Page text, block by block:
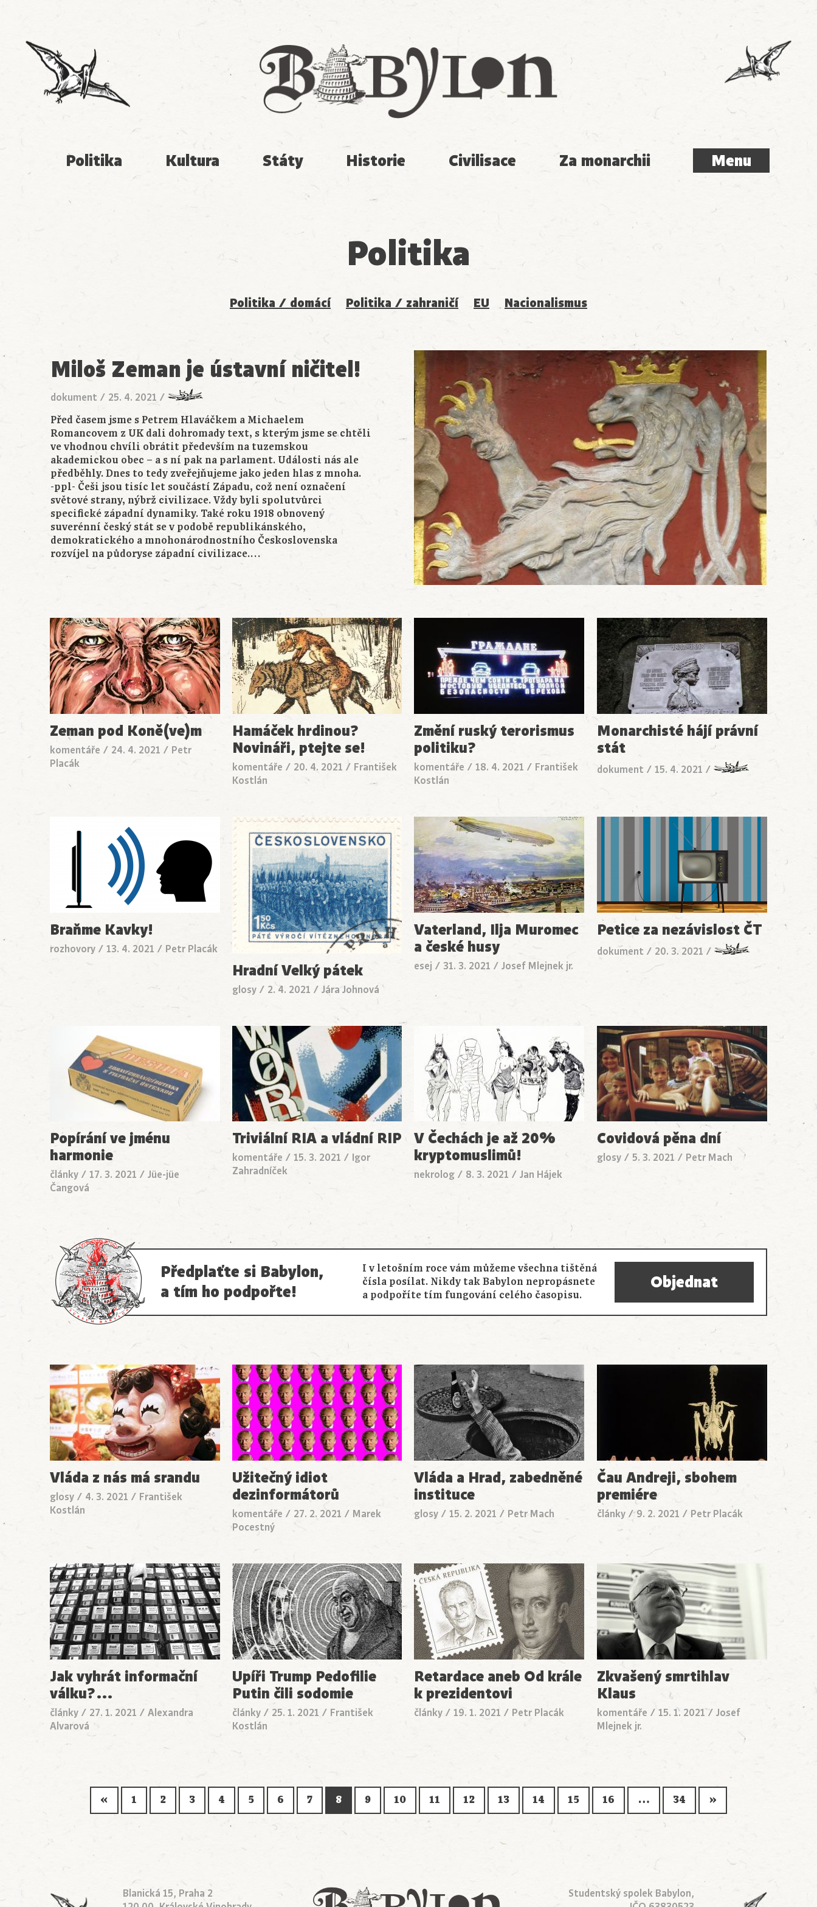
Babylon
Politika Kultura Státy Historie Civilisace Za monarchii Menu
Menu
Politika
Politika / domácí Politika / zahraničí EU Nacionalismus
Miloš Zeman je ústavní ničitel!
dokument / 25. 4. 2021 /
Před časem jsme s Petrem Hlaváčkem a Michaelem
Romancovem z UK dali dohromady text, s kterým jsme se chtěli
ve vhodnou chvíli obrátit především na tuzemskou
akademickou obec – a s ní pak na parlament. Události nás ale
předběhly. Dnes to tedy zveřejňujeme jako jeden hlas z mnoha.
-ppl- Češi jsou tisíc let součástí Západu, což není označení
světové strany, nýbrž civilizace. Vždy byli spolutvůrci
specifické západní dynamiky. Také roku 1918 obnovený
suverénní český stát se v podobě republikánského,
demokratického a mnohonárodnostního Československa
rozvíjel na půdoryse západní civilizace.…
Zeman pod Koně(ve)m
komentáře / 24. 4. 2021 / Petr
Placák
Hamáček hrdinou?
Novináři, ptejte se!
komentáře / 20. 4. 2021 / František
Kostlán
Změní ruský terorismus
politiku?
komentáře /18. 4. 2021 / František
Kostlán
Monarchisté hájí právní
stát
dokument /15. 4. 2021 /
Braňme Kavky!
rozhovory / 13. 4. 2021 / Petr Placák
Hradní Velký pátek
glosy/ 2. 4. 2021 / Jára Johnová
Vaterland, Ilja Muromec
a české husy
esej /31. 3. 2021 /Josef Mlejnek jr.
Petice za nezávislost ČT
dokument / 20. 3. 2021 /
Popírání ve jménu
harmonie
články / 17. 3. 2021 / Jüe-jüe
Čangová
Triviální RIA a vládní RIP
komentáře / 15. 3. 2021 / Igor
Zahradníček
V Čechách je až 20%
kryptomuslimů!
nekrolog / 8. 3. 2021 /Jan Hájek
Covidová pěna dní
glosy / 5. 3. 2021 / Petr Mach
Předplaťte si Babylon,
a tím ho podpořte!
I v letošním roce vám můžeme všechna tištěná
čísla posílat. Nikdy tak Babylon nepropásnete
a podpoříte tím fungování celého časopisu.
Objednat
Vláda z nás má srandu
glosy / 4. 3. 2021 / František
Kostlán
Užitečný idiot
dezinformátorů
komentáře / 27. 2. 2021 / Marek
Pocestný
Vláda a Hrad, zabedněné
instituce
glosy /15. 2. 2021 / Petr Mach
Čau Andreji, sbohem
premiére
články /9. 2. 2021 / Petr Placák
Jak vyhrát informační
válku?…
články / 27. 1. 2021 / Alexandra
Alvarová
Upíři Trump Pedofilie
Putin čili sodomie
články/ 25. 1. 2021 / František
Kostlán
Retardace aneb Od krále
k prezidentovi
články /19. 1. 2021 / Petr Placák
Zkvašený smrtihlav
Klaus
komentáře /15. 1. 2021/Josef
Mlejnek jr.
« 1 2 3 4 5 6 7 8 9 10 11 12 13 14 15 16 … 34 »
Blanická 15, Praha 2
Studentský spolek Babylon,